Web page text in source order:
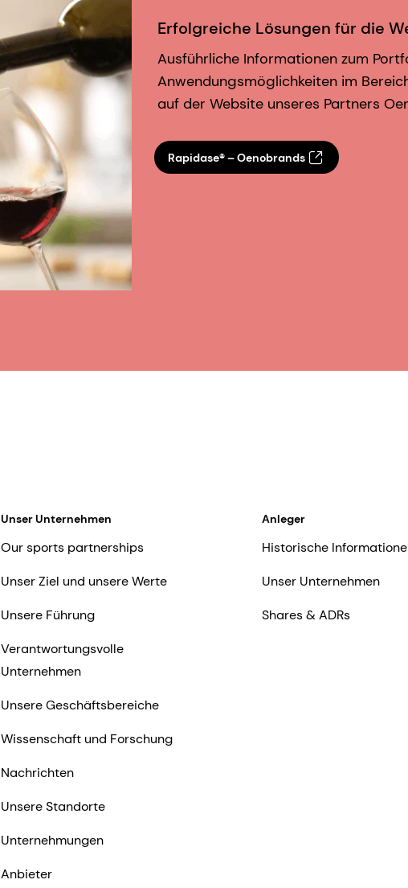
Erfolgreiche Lösungen für die
Ausführliche Informationen zum
Anwendungsmöglichkeiten im
auf der Website unseres Partners
Rapidase® – Oenobrands
Unser Unternehmen
Our sports partnerships
Unser Ziel und unsere Werte
Unsere Führung
Verantwortungsvolle
Unternehmen
Unsere Geschäftsbereiche
Wissenschaft und Forschung
Nachrichten
Unsere Standorte
Unternehmungen
Anbieter
Anleger
Historische
Unser Unternehmen
Shares & ADRs